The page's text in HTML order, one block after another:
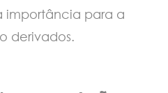
importância para a
derivados.